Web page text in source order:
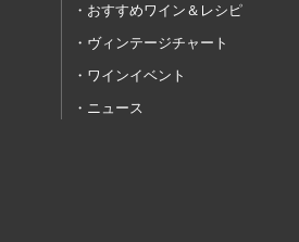
おすすめワイン＆レシピ
ヴィンテージチャート
ワインイベント
ニュース